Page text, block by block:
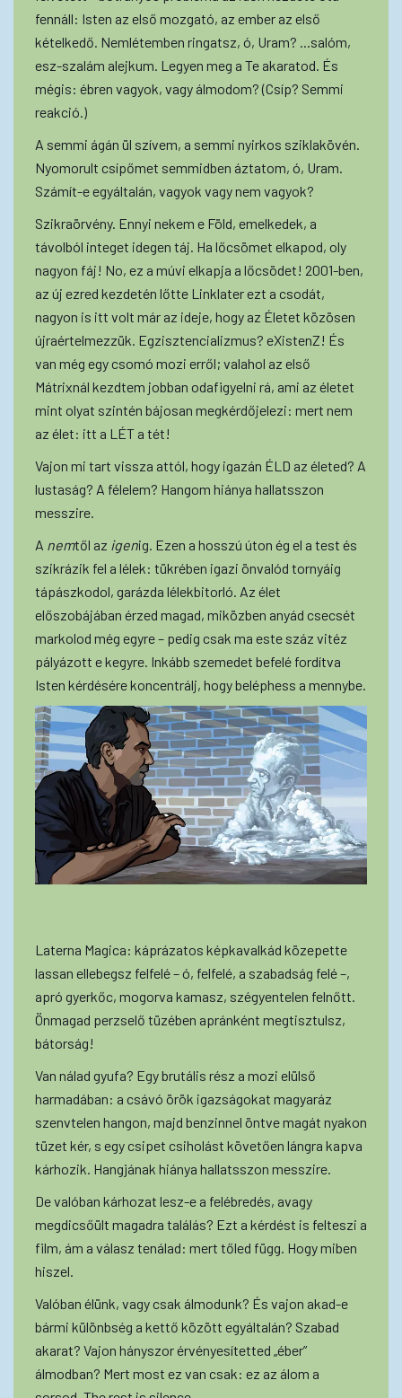
fennáll: Isten az első mozgató, az ember az első
kételkedő. Nemlétemben ringatsz, ó, Uram? ...salóm,
esz-szalám alejkum. Legyen meg a Te akaratod. És
mégis: ébren vagyok, vagy álmodom? (Csíp? Semmi
reakció.)
A semmi ágán ül szívem, a semmi nyirkos sziklakövén.
Nyomorult csípőmet semmidben áztatom, ó, Uram.
Számít-e egyáltalán, vagyok vagy nem vagyok?
Szikraörvény. Ennyi nekem e Föld, emelkedek, a
távolból integet idegen táj. Ha lőcsömet elkapod, oly
nagyon fáj! No, ez a múvi elkapja a lőcsödet! 2001-ben,
az új ezred kezdetén lőtte Linklater ezt a csodát,
nagyon is itt volt már az ideje, hogy az Életet közösen
újraértelmezzük. Egzisztencializmus? eXistenZ! És
van még egy csomó mozi erről; valahol az első
Mátrixnál kezdtem jobban odafigyelni rá, ami az életet
mint olyat szintén bájosan megkérdőjelezi: mert nem
az élet: itt a LÉT a tét!
Vajon mi tart vissza attól, hogy igazán ÉLD az életed? A
lustaság? A félelem? Hangom hiánya hallatsszon
messzire.
A nemtől az igenig. Ezen a hosszú úton ég el a test és
szikrázik fel a lélek: tükrében igazi önvalód tornyáig
tápászkodol, garázda lélekbitorló. Az élet
előszobájában érzed magad, miközben anyád csecsét
markolod még egyre – pedig csak ma este száz vitéz
pályázott e kegyre. Inkább szemedet befelé fordítva
Isten kérdésére koncentrálj, hogy beléphess a mennybe.
Laterna Magica: káprázatos képkavalkád közepette
lassan ellebegsz felfelé – ó, felfelé, a szabadság felé –,
apró gyerkőc, mogorva kamasz, szégyentelen felnőtt.
Önmagad perzselő tüzében apránként megtisztulsz,
bátorság!
Van nálad gyufa? Egy brutális rész a mozi elülső
harmadában: a csávó örök igazságokat magyaráz
szenvtelen hangon, majd benzinnel öntve magát nyakon
tüzet kér, s egy csipet csiholást követően lángra kapva
kárhozik. Hangjának hiánya hallatsszon messzire.
De valóban kárhozat lesz-e a felébredés, avagy
megdicsőült magadra találás? Ezt a kérdést is felteszi a
film, ám a válasz tenálad: mert tőled függ. Hogy miben
hiszel.
Valóban élünk, vagy csak álmodunk? És vajon akad-e
bármi különbség a kettő között egyáltalán? Szabad
akarat? Vajon hányszor érvényesítetted „éber”
álmodban? Mert most ez van csak: ez az álom a